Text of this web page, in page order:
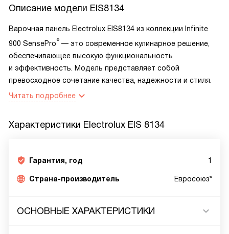
Описание модели EIS8134
Варочная панель Electrolux EIS8134 из коллекции Infinite
900 SensePro® — это современное кулинарное решение,
обеспечивающее высокую функциональность
и эффективность. Модель представляет собой
превосходное сочетание качества, надежности и стиля.
Читать подробнее
Характеристики Electrolux EIS 8134
Гарантия, год 1
Страна-производитель Евросоюз*
ОСНОВНЫЕ ХАРАКТЕРИСТИКИ